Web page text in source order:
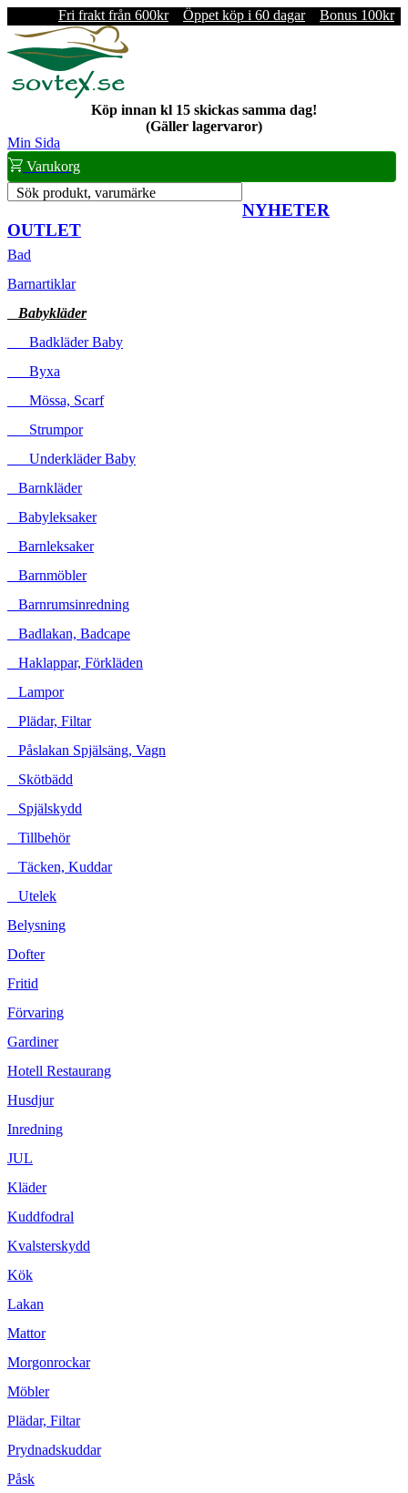
Fri frakt från 600kr Öppet köp i 60 dagar Bonus 100kr
Köp innan kl 15 skickas samma dag!
(Gäller lagervaror)
Min Sida
Varukorg
Sök produkt, varumärke
NYHETER
OUTLET
Bad
Barnartiklar
Babykläder
Badkläder Baby
Byxa
Mössa, Scarf
Strumpor
Underkläder Baby
Barnkläder
Babyleksaker
Barnleksaker
Barnmöbler
Barnrumsinredning
Badlakan, Badcape
Haklappar, Förkläden
Lampor
Plädar, Filtar
Påslakan Spjälsäng, Vagn
Skötbädd
Spjälskydd
Tillbehör
Täcken, Kuddar
Utelek
Belysning
Dofter
Fritid
Förvaring
Gardiner
Hotell Restaurang
Husdjur
Inredning
JUL
Kläder
Kuddfodral
Kvalsterskydd
Kök
Lakan
Mattor
Morgonrockar
Möbler
Plädar, Filtar
Prydnadskuddar
Påsk